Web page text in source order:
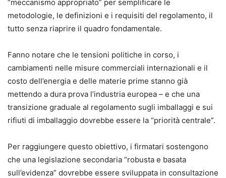
“meccanismo appropriato” per semplificare le
metodologie, le definizioni e i requisiti del regolamento, il
tutto senza riaprire il quadro fondamentale.
Fanno notare che le tensioni politiche in corso, i
cambiamenti nelle misure commerciali internazionali e il
costo dell’energia e delle materie prime stanno già
mettendo a dura prova l’industria europea – e che una
transizione graduale al regolamento sugli imballaggi e sui
rifiuti di imballaggio dovrebbe essere la “priorità centrale”.
Per raggiungere questo obiettivo, i firmatari sostengono
che una legislazione secondaria “robusta e basata
sull’evidenza” dovrebbe essere sviluppata in consultazione